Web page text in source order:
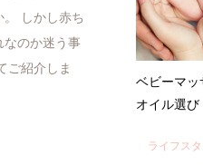
しかし赤ち
なのか迷う事
ご紹介しま
ベビーマ
オイル選び
ライフス